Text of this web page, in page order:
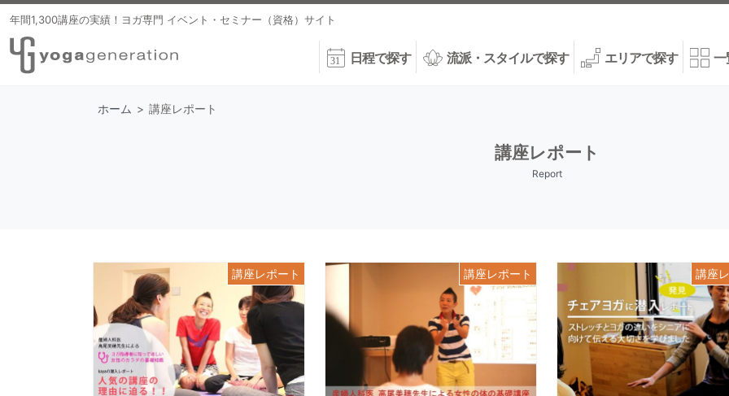
年間1,300講座の実績！ヨガ専門 イベント・セミナー（資格）サイト
日程で探す 流派・スタイルで探す エリアで探す 一
ホーム > 講座レポート
講座レポート
Report
講座レポート 講座レポート 講座